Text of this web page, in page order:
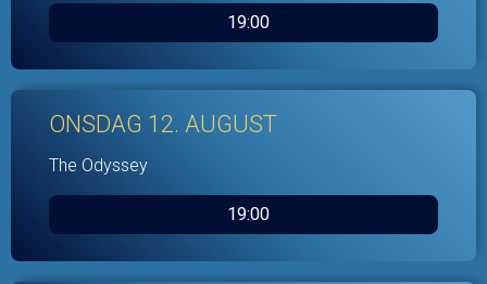
19:00
ONSDAG 12. AUGUST
The Odyssey
19:00